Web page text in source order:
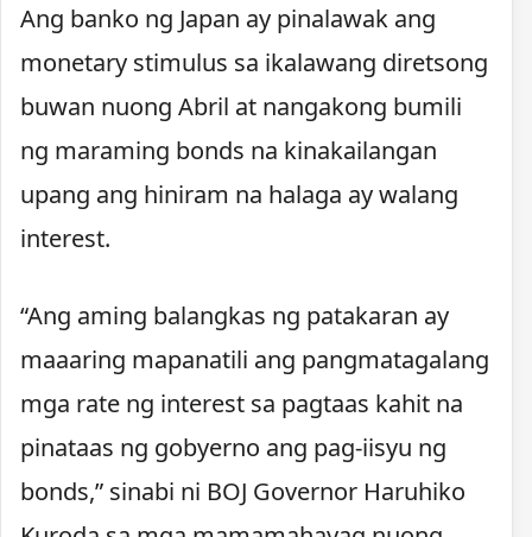
Ang banko ng Japan ay pinalawak ang
monetary stimulus sa ikalawang diretsong
buwan nuong Abril at nangakong bumili
ng maraming bonds na kinakailangan
upang ang hiniram na halaga ay walang
interest.
“Ang aming balangkas ng patakaran ay
maaaring mapanatili ang pangmatagalang
mga rate ng interest sa pagtaas kahit na
pinataas ng gobyerno ang pag-iisyu ng
bonds,” sinabi ni BOJ Governor Haruhiko